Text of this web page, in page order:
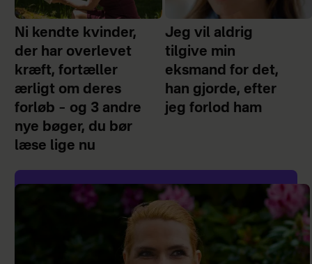
Ni kendte kvinder,
der har overlevet
kræft, fortæller
ærligt om deres
forløb – og 3 andre
nye bøger, du bør
læse lige nu
Jeg vil aldrig
tilgive min
eksmand for det,
han gjorde, efter
jeg forlod ham